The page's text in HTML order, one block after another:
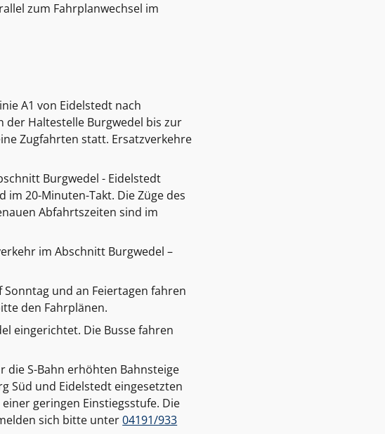
zum Fahrplanwechsel im
A1 von Eidelstedt nach
Haltestelle Burgwedel bis zur
Zugfahrten statt. Ersatzverkehre
Burgwedel - Eidelstedt
20-Minuten-Takt. Die Züge des
Abfahrtszeiten sind im
im Abschnitt Burgwedel –
und an Feiertagen fahren
den Fahrplänen.
eingerichtet. Die Busse fahren
die S-Bahn erhöhten Bahnsteige
Süd und Eidelstedt eingesetzten
geringen Einstiegsstufe. Die
sich bitte unter04191/933